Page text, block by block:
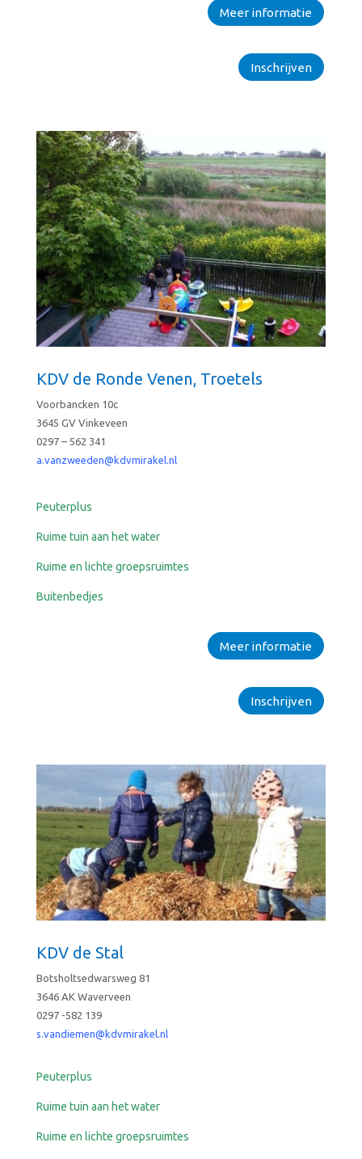
Meer informatie
Inschrijven
KDV de Ronde Venen, Troetels
Voorbancken 10c
3645 GV Vinkeveen
0297 – 562 341
a.vanzweeden@kdvmirakel.nl
Peuterplus
Ruime tuin aan het water
Ruime en lichte groepsruimtes
Buitenbedjes
Meer informatie
Inschrijven
KDV de Stal
Botsholtsedwarsweg 81
3646 AK Waverveen
0297 -582 139
s.vandiemen@kdvmirakel.nl
Peuterplus
Ruime tuin aan het water
Ruime en lichte groepsruimtes